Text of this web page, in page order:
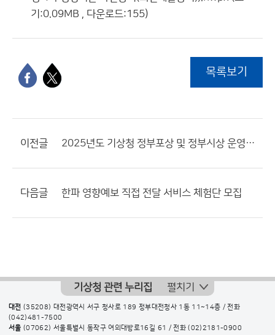
기:0.09MB , 다운로드:155)
목록보기
이전글 2025년도 기상청 정부포상 및 정부시상 운영계획 안내
다음글 한파 영향예보 직접 전달 서비스 체험단 모집
기상청 관련 누리집 펼치기
대전 (35208) 대전광역시 서구 청사로 189 정부대전청사 1동 11~14층 / 전화
(042)481-7500
서울 (07062) 서울특별시 동작구 여의대방로16길 61 / 전화(02)2181-0900